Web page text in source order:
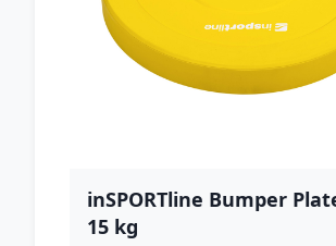
inSPORTline Bumper
15 kg